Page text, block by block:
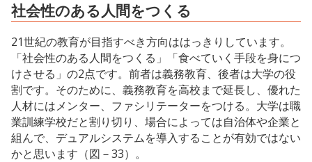
社会性のある人間をつくる
21世紀の教育が目指すべき方向ははっきりしています。
「社会性のある人間をつくる」「食べていく手段を身につ
けさせる」の2点です。前者は義務教育、後者は大学の役
割です。そのために、義務教育を高校まで延長し、優れた
人材にはメンター、ファシリテーターをつける。大学は職
業訓練学校だと割り切り、場合によっては自治体や企業と
組んで、デュアルシステムを導入することが有効ではない
かと思います（図－33）。